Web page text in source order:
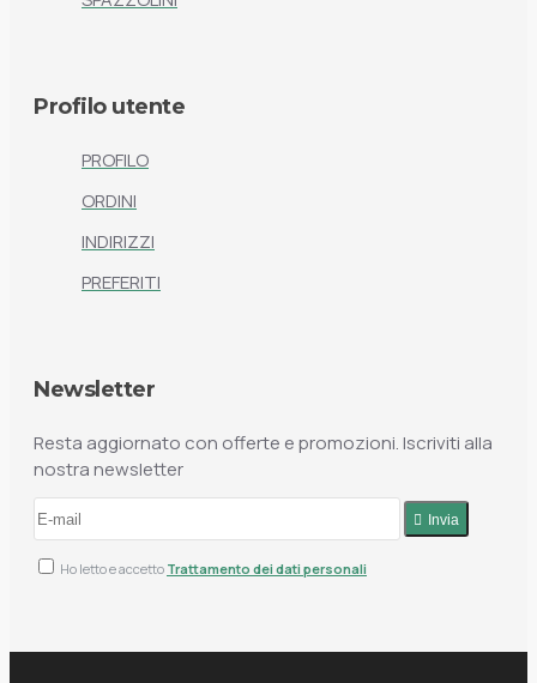
Profilo utente
PROFILO
ORDINI
INDIRIZZI
PREFERITI
Newsletter
Resta aggiornato con offerte e promozioni. Iscriviti alla
nostra newsletter
Invia
Ho letto e accetto Trattamento dei dati personali